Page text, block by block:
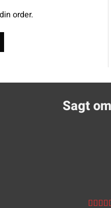
order.
Sagt